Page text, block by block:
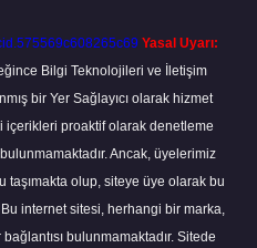
Yasal Uyarı:
Bilgi Teknolojileri ve İletişim
bir Yer Sağlayıcı olarak hizmet
içerikleri proaktif olarak denetleme
Ancak, üyelerimiz
taşımakta olup, siteye üye olarak bu
internet sitesi, herhangi bir marka,
bulunmamaktadır. Sitede